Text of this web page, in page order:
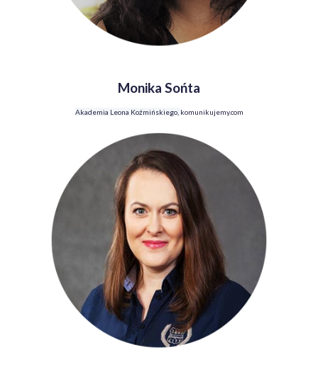
Monika Sońta
Akademia Leona Koźmińskiego, komunikujemy.com